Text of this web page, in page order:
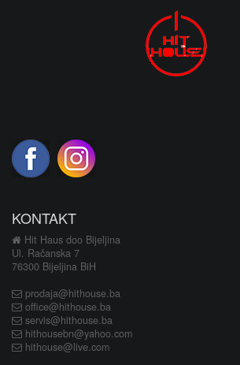
KONTAKT
Hit Haus doo Bijeljina
Ul. Račanska 7
76300 Bijeljina BiH
prodaja@hithouse.ba
office@hithouse.ba
servis@hithouse.ba
hithousebn@yahoo.com
hithouse@live.com